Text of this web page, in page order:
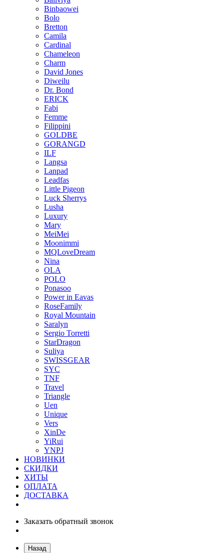
Binbaowei
Bolo
Bretton
Camila
Cardinal
Chameleon
Charm
David Jones
Diweilu
Dr. Bond
ERICK
Fabi
Femme
Filippini
GOLDBE
GORANGD
ILF
Langsa
Lanpad
Leadfas
Little Pigeon
Luck Sherrys
Lusha
Luxury
Mary
MeiMei
Moonimmi
MQLoveDream
Nina
OLA
POLO
Ponasoo
Power in Eavas
RoseFamily
Royal Mountain
Saralyn
Sergio Torretti
StarDragon
Suliya
SWISSGEAR
SYC
TNF
Travel
Triangle
Uen
Unique
Vers
XinDe
YiRui
YNPJ
НОВИНКИ
СКИДКИ
ХИТЫ
ОПЛАТА
ДОСТАВКА
Заказать обратный звонок
Назад